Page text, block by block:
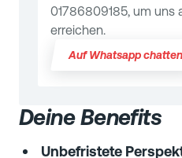
01786809185, um uns
erreichen.
Auf Whatsapp chatten
Deine Benefits
Unbefristete